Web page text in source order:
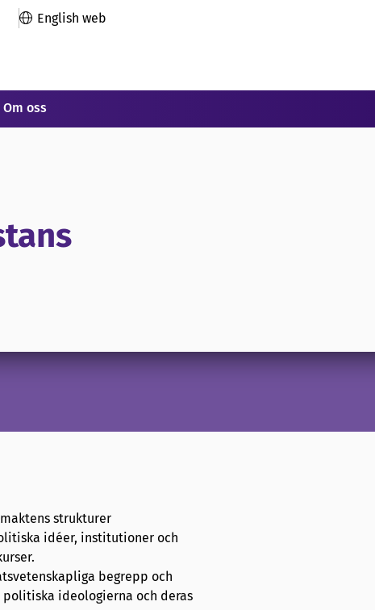
English web
Om oss
strukturer
idéer, institutioner och
begrepp och
ideologierna och deras